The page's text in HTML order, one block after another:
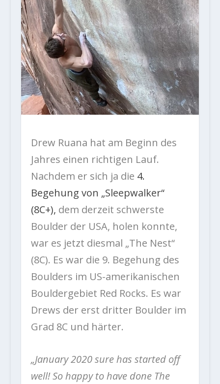
Drew Ruana hat am Beginn des
Jahres einen richtigen Lauf.
Nachdem er sich ja die 4.
Begehung von „Sleepwalker“
(8C+), dem derzeit schwerste
Boulder der USA, holen konnte,
war es jetzt diesmal „The Nest“
(8C). Es war die 9. Begehung des
Boulders im US-amerikanischen
Bouldergebiet Red Rocks. Es war
Drews der erst dritter Boulder im
Grad 8C und härter.
„January 2020 sure has started off
well! So happy to have done The